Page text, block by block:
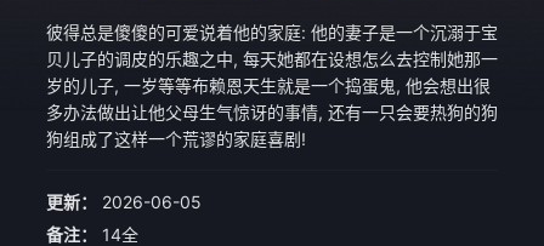
彼得总是傻傻的可爱说着他的家庭: 他的妻子是一个沉溺于宝
贝儿子的调皮的乐趣之中, 每天她都在设想怎么去控制她那一
岁的儿子, 一岁等等布赖恩天生就是一个捣蛋鬼, 他会想出很
多办法做出让他父母生气惊讶的事情, 还有一只会要热狗的狗
狗组成了这样一个荒谬的家庭喜剧!
更新：
2026-06-05
备注：
14全